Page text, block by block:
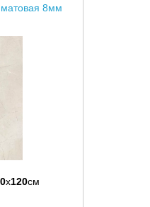
матовая 8мм
x120см